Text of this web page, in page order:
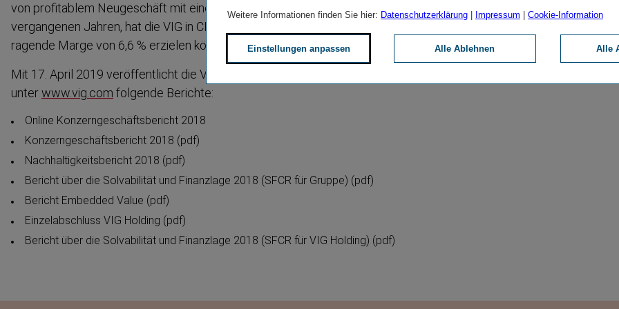
von profitablem Neugeschäft mit einer Marge von 4,4 % gelungen. Wie in den
vergangenen Jahren, hat die VIG in CEE eine, im interna­ti­onalen Vergleich, hervor­
ragende Marge von 6,6 % erzielen können.
Mit 17. April 2019 veröffentlicht die Vienna Insurance Group
unterwww.vig.com folgende Berichte:
Online Konzern­ge­schäfts­bericht 2018
Konzern­ge­schäfts­bericht 2018 (pdf)
Nachhal­tig­keits­bericht 2018 (pdf)
Bericht über die Solvabilität und Finanzlage 2018 (SFCR für Gruppe) (pdf)
Bericht Embedded Value (pdf)
Einzel­ab­schluss VIG Holding (pdf)
Bericht über die Solvabilität und Finanzlage 2018 (SFCR für VIG Holding) (pdf)
Weitere Informationen finden Sie hier: Datenschutzerklärung Impressum Cookie-Information
Einstellungen anpassen Alle Ablehnen Alle